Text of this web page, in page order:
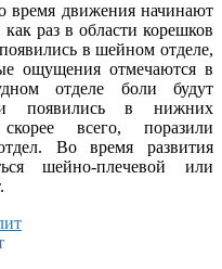
время движения начинают
раз в области корешков
в шейном отделе,
ощущения отмечаются в
отделе боли будут
появились в нижних
всего, поразили
Во время развития
шейно-плечевой или